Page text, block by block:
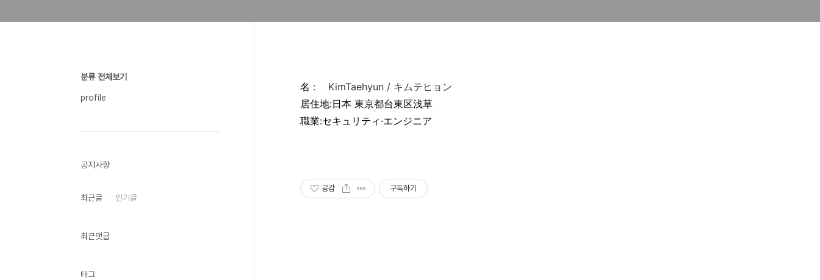
名 : KimTaehyun / キムテヒョン
居住地:日本 東京都台東区浅草
職業:セキュリティ·エンジニア
공감 구독하기
분류 전체보기
profile
공지사항
최근글 인기글
최근댓글
태그